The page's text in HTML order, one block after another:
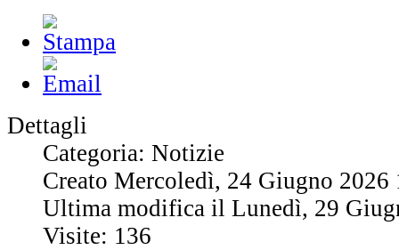
Dettagli
Categoria: Notizie
Creato Mercoledì, 24 Giugno 2026
Ultima modifica il Lunedì, 29
Visite: 136